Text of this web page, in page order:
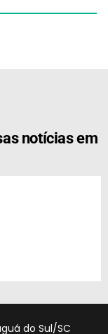
notícias em
do Sul/SC